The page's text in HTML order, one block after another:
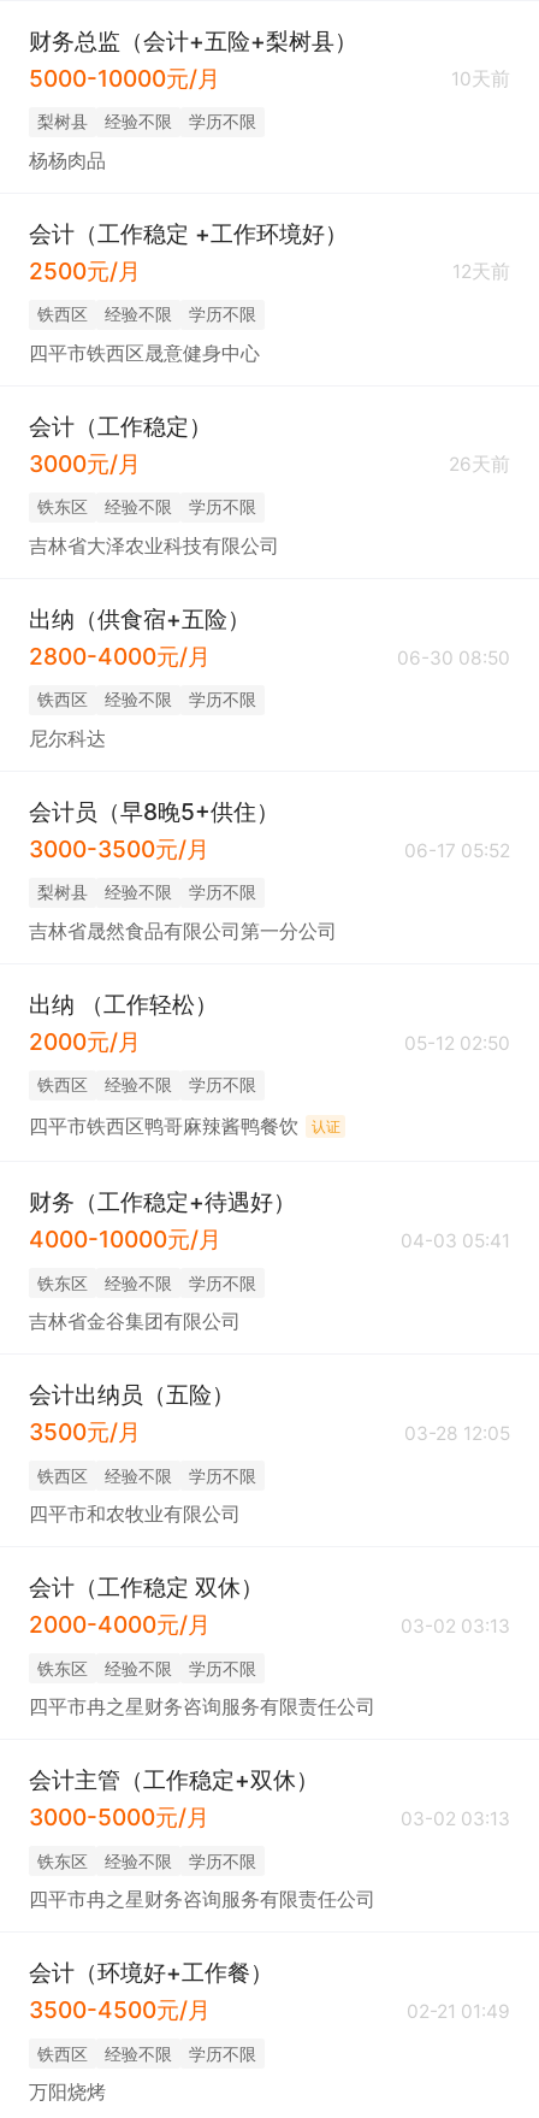
财务总监（会计+五险+梨树县）
5000-10000元/月
10天前
梨树县 经验不限 学历不限
杨杨肉品
会计（工作稳定 +工作环境好）
2500元/月
12天前
铁西区 经验不限 学历不限
四平市铁西区晟意健身中心
会计（工作稳定）
3000元/月
26天前
铁东区 经验不限 学历不限
吉林省大泽农业科技有限公司
出纳（供食宿+五险）
2800-4000元/月
06-30 08:50
铁西区 经验不限 学历不限
尼尔科达
会计员（早8晚5+供住）
3000-3500元/月
06-17 05:52
梨树县 经验不限 学历不限
吉林省晟然食品有限公司第一分公司
出纳 （工作轻松）
2000元/月
05-12 02:50
铁西区 经验不限 学历不限
四平市铁西区鸭哥麻辣酱鸭餐饮 认证
财务（工作稳定+待遇好）
4000-10000元/月
04-03 05:41
铁东区 经验不限 学历不限
吉林省金谷集团有限公司
会计出纳员（五险）
3500元/月
03-28 12:05
铁西区 经验不限 学历不限
四平市和农牧业有限公司
会计（工作稳定 双休）
2000-4000元/月
03-02 03:13
铁东区 经验不限 学历不限
四平市冉之星财务咨询服务有限责任公司
会计主管（工作稳定+双休）
3000-5000元/月
03-02 03:13
铁东区 经验不限 学历不限
四平市冉之星财务咨询服务有限责任公司
会计（环境好+工作餐）
3500-4500元/月
02-21 01:49
铁西区 经验不限 学历不限
万阳烧烤